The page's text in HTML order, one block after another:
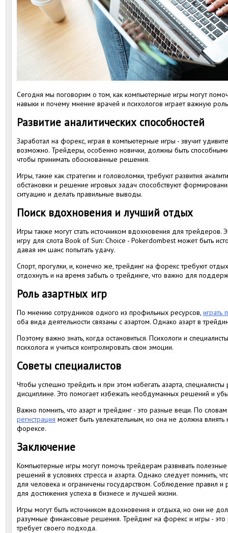
Сегодня мы поговорим о том, как компьютерные игры могут
навыки и почему мнение врачей и психологов играет важную
Развитие аналитических способностей
Заработал на форекс, играя в компьютерные игры - звучит
возможно. Трейдеры, особенно новички, должны быть
чтобы принимать обоснованные решения.
Игры, такие как стратегии и головоломки, требуют развития
обстановки и решение игровых задач способствуют
ситуацию и делать правильные выводы.
Поиск вдохновения и лучший отдых
Игры также могут стать источником вдохновения для
игру для слота Book of Sun: Choice - Pokerdombest может быть
давая им шанс попытать удачу.
Спорт, прогулки, и, конечно же, трейдинг на форекс требуют
отдохнуть и на время забыть о трейдинге, что важно для
Роль азартных игр
По мнению сотрудников одного из профильных ресурсов, играть
оба вида деятельности связаны с азартом. Однако азарт в
Поэтому важно знать, когда остановиться. Психологи и
психолога и учиться контролировать свои эмоции.
Советы специалистов
Чтобы успешно трейдить и при этом избегать азарта,
дисциплине. Это помогает избежать необдуманных решений и
Важно помнить, что азарт и трейдинг - это разные вещи. По
регистрация может быть увлекательным, но она не должна
форексе.
Заключение
Компьютерные игры могут помочь трейдерам развивать
решений в условиях стресса и азарта. Однако следует помнить,
для человека и ограничены государством. Соблюдение правил и
для достижения успеха в бизнесе и лучшей жизни.
Игры могут быть источником вдохновения и отдыха, но они не
разумные финансовые решения. Трейдинг на форекс и игры -
требует своего подхода.